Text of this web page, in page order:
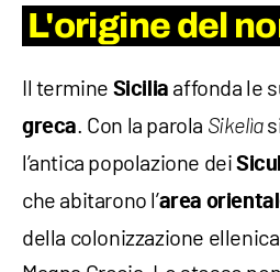
L'origine del
Il termine Sicilia affonda le
greca . Con la parola Sikelìa
l’antica popolazione dei
che abitarono l’area
della colonizzazione